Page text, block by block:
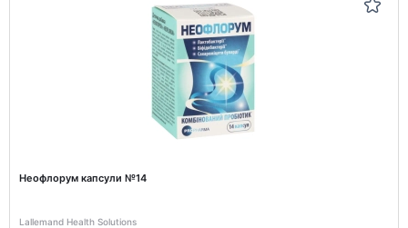
Неофлорум капсули №14
Lallemand Health Solutions